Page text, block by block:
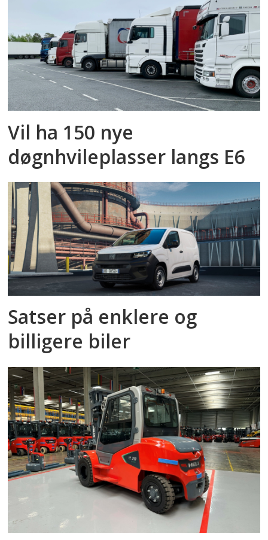
Vil ha 150 nye
døgnhvileplasser langs E6
Satser på enklere og
billigere biler